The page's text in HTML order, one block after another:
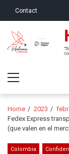
Contact
Menu
Home 2023
Fedex Express
(que valen en el
Colombia